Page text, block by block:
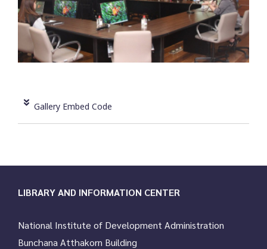
Gallery Embed Code
LIBRARY AND INFORMATION CENTER
National Institute of Development Administration
Bunchana Atthakorn Building